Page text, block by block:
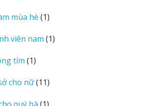
mùa hè 11
phẩm
viên nam 11
tím 11
phẩm
cho nữ 1111
1